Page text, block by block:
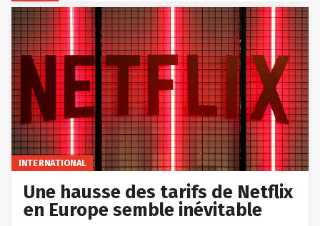
INTERNATIONAL
Une hausse des tarifs de Netflix
en Europe semble inévitable